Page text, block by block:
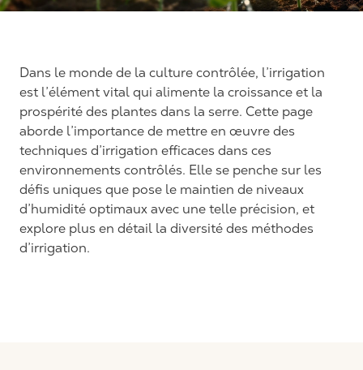
Dans le monde de la culture contrôlée, l’irrigation
est l’élément vital qui alimente la croissance et la
prospérité des plantes dans la serre. Cette page
aborde l’importance de mettre en œuvre des
techniques d’irrigation efficaces dans ces
environnements contrôlés. Elle se penche sur les
défis uniques que pose le maintien de niveaux
d’humidité optimaux avec une telle précision, et
explore plus en détail la diversité des méthodes
d’irrigation.